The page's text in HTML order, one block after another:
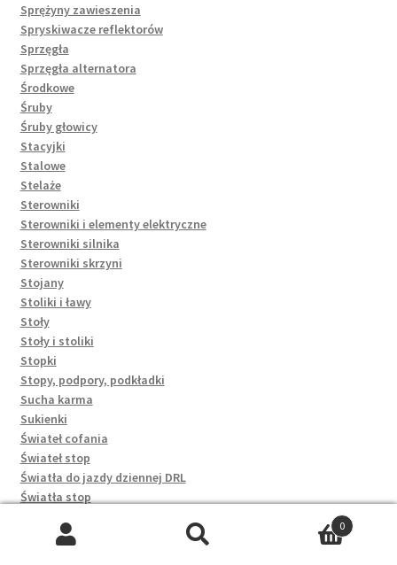
Sprężyny zawieszenia
Spryskiwacze reflektorów
Sprzęgła
Sprzęgła alternatora
Środkowe
Śruby
Śruby głowicy
Stacyjki
Stalowe
Stelaże
Sterowniki
Sterowniki i elementy elektryczne
Sterowniki silnika
Sterowniki skrzyni
Stojany
Stoliki i ławy
Stoły
Stoły i stoliki
Stopki
Stopy, podpory, podkładki
Sucha karma
Sukienki
Świateł cofania
Świateł stop
Światła do jazdy dziennej DRL
Światła stop
Sworznie wahaczy
0